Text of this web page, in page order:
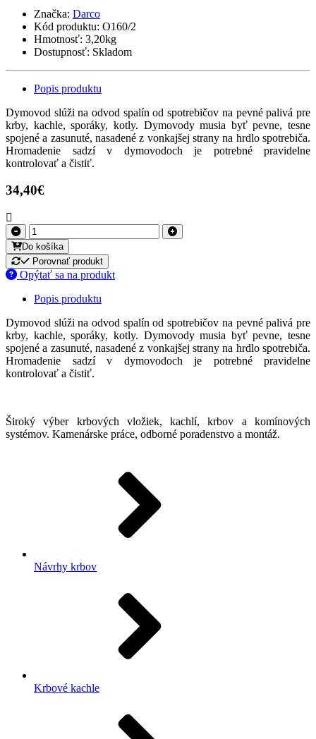
Značka: Darco
Kód produktu: O160/2
Hmotnosť: 3,20kg
Dostupnosť: Skladom
Popis produktu
Dymovod slúži na odvod spalín od spotrebičov na pevné palivá pre
krby, kachle, sporáky, kotly. Dymovody musia byť pevne, tesne
spojené a zasunuté, nasadené z vonkajšej strany na hrdlo spotrebiča.
Hromadenie sadzí v dymovodoch je potrebné pravidelne
kontrolovať a čistiť.
34,40€
Do košíka
Porovnať produkt
Opýtať sa na produkt
Popis produktu
Dymovod slúži na odvod spalín od spotrebičov na pevné palivá pre
krby, kachle, sporáky, kotly. Dymovody musia byť pevne, tesne
spojené a zasunuté, nasadené z vonkajšej strany na hrdlo spotrebiča.
Hromadenie sadzí v dymovodoch je potrebné pravidelne
kontrolovať a čistiť.
Široký výber krbových vložiek, kachlí, krbov a komínových
systémov. Kamenárske práce, odborné poradenstvo a montáž.
Návrhy krbov
Krbové kachle